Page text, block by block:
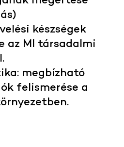
készségek
az MI társadalmi
megbízható
felismerése a